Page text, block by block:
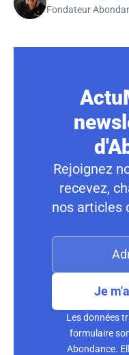
Fondateur
Rejoignez
recevez,
nos articles
Je
Les données
formulaire
Abondance.